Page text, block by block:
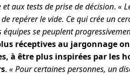
aux tests de prise de décision. «
repérer le vide. Ce qui crée un
se peuplent
réceptives au jargonnage
à être plus inspirées par les
. « Pour certaines personnes, un